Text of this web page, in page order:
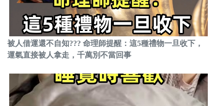
被人借運還不自知??? 命理師提醒：這5種禮物一旦收下，
運氣直接被人拿走，千萬別不當回事